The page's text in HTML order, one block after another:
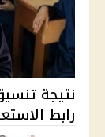
نتيجة
رابط